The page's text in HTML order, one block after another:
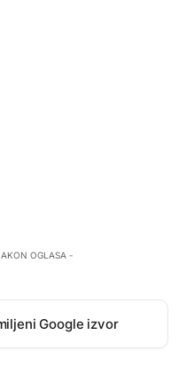
OGLASA -
Google izvor